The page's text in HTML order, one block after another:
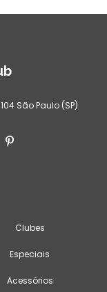
São Paulo (SP)
Clubes
Especiais
Acessórios